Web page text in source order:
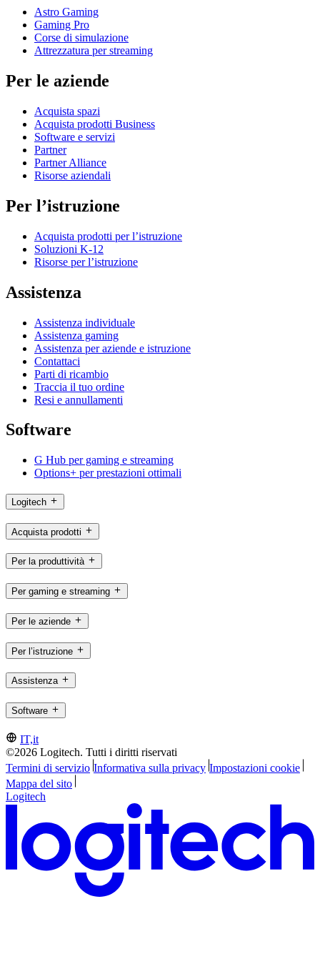
Astro Gaming
Gaming Pro
Corse di simulazione
Attrezzatura per streaming
Per le aziende
Acquista spazi
Acquista prodotti Business
Software e servizi
Partner
Partner Alliance
Risorse aziendali
Per l’istruzione
Acquista prodotti per l’istruzione
Soluzioni K-12
Risorse per l’istruzione
Assistenza
Assistenza individuale
Assistenza gaming
Assistenza per aziende e istruzione
Contattaci
Parti di ricambio
Traccia il tuo ordine
Resi e annullamenti
Software
G Hub per gaming e streaming
Options+ per prestazioni ottimali
Logitech
Acquista prodotti
Per la produttività
Per gaming e streaming
Per le aziende
Per l’istruzione
Assistenza
Software
IT,it
©2026 Logitech. Tutti i diritti riservati
Termini di servizio Informativa sulla privacy Impostazioni cookie
Mappa del sito
Logitech